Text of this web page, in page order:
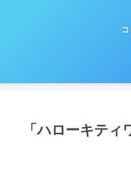
「ハローキティ